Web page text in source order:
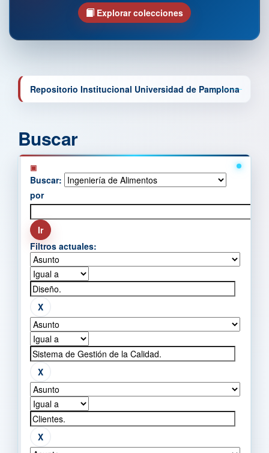
Explorar colecciones
Repositorio Institucional Universidad de Pamplona
Buscar
Buscar:
por
Filtros actuales: